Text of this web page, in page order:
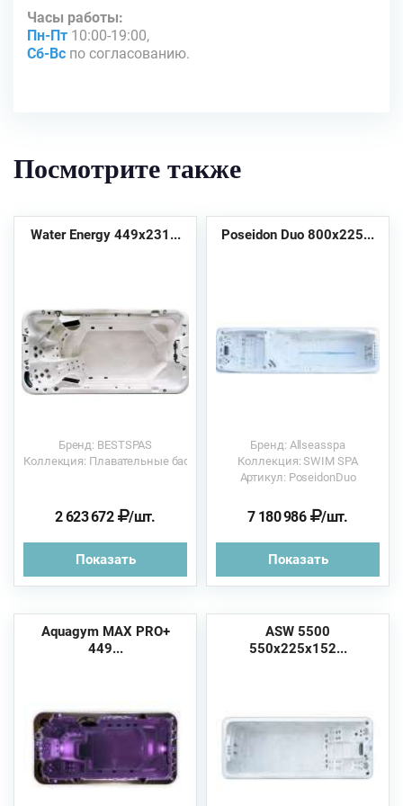
Часы работы:
Пн-Пт 10:00-19:00,
Сб-Вс по согласованию.
Посмотрите также
Water Energy 449х231...
Бренд: BESTSPAS
Коллекция: Плавательные бассейны
2 623 672 /шт.
Показать
Poseidon Duo 800x225...
Бренд: Allseasspa
Коллекция: SWIM SPA
Артикул: PoseidonDuo
7 180 986 /шт.
Показать
Aquagym MAX PRO+
449...
ASW 5500
550x225x152...